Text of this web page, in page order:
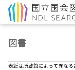
図書
表紙は所蔵館によって異なる